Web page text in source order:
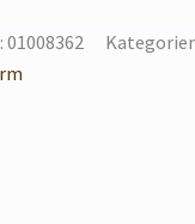
01008362